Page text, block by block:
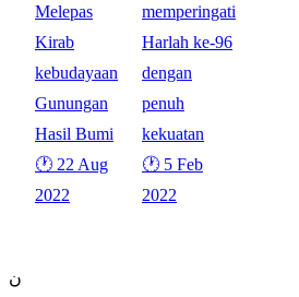
Melepas
Kirab
kebudayaan
Gunungan
Hasil Bumi
🕐 22 Aug
2022
memperingati
Harlah ke-96
dengan
penuh
kekuatan
🕐 5 Feb
2022
ن